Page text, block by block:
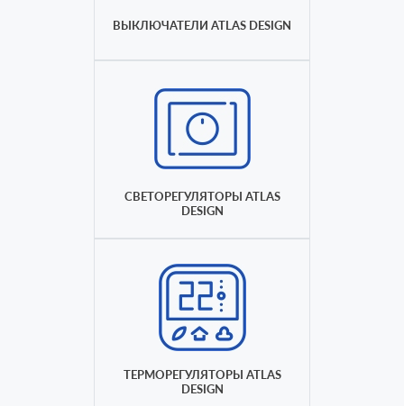
ВЫКЛЮЧАТЕЛИ ATLAS DESIGN
СВЕТОРЕГУЛЯТОРЫ ATLAS
DESIGN
ТЕРМОРЕГУЛЯТОРЫ ATLAS
DESIGN